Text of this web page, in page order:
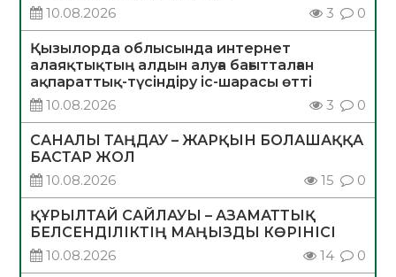
10.08.2026
3 0
Қызылорда облысында интернет
алаяқтықтың алдын алуға бағытталған
ақпараттық-түсіндіру іс-шарасы өтті
10.08.2026
3 0
САНАЛЫ ТАҢДАУ – ЖАРҚЫН БОЛАШАҚҚА
БАСТАР ЖОЛ
10.08.2026
15 0
ҚҰРЫЛТАЙ САЙЛАУЫ – АЗАМАТТЫҚ
БЕЛСЕНДІЛІКТІҢ МАҢЫЗДЫ КӨРІНІСІ
10.08.2026
14 0